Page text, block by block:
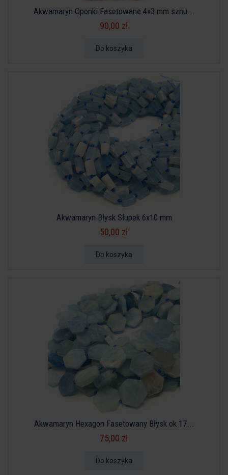
Akwamaryn Oponki Fasetowane 4x3 mm sznu...
90,00 zł
Do koszyka
Akwamaryn Błysk Słupek 6x10 mm
50,00 zł
Do koszyka
Akwamaryn Hexagon Fasetowany Błysk ok 17...
75,00 zł
Do koszyka